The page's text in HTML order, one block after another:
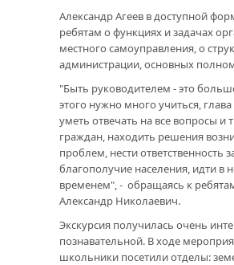
Александр Агеев в доступной
ребятам о функциях и задачах
местного самоуправления, о
администрации, основных
"Быть руководителем - это
этого нужно много учиться,
уметь отвечать на все вопросы и
граждан, находить решения
проблем, нести ответственность
благополучие населения, идти в
временем", - обращаясь к
Александр Николаевич.
Экскурсия получилась очень
познавательной. В ходе
школьники посетили отделы: